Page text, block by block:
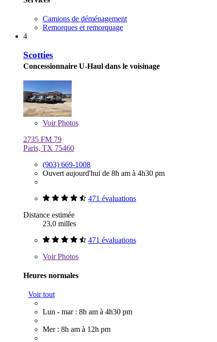
Camions de déménagement
Remorques et remorquage
4
Scotties
Concessionnaire U-Haul dans le voisinage
VoirPhotos
2735 FM 79
Paris, TX 75460
(903) 669-1008
Ouvert aujourd'hui de 8h am à 4h30 pm
471 évaluations
Distance estimée
23,0 milles
471 évaluations
VoirPhotos
Heures normales
Voir tout
Lun - mar : 8h am à 4h30 pm
Mer : 8h am à 12h pm